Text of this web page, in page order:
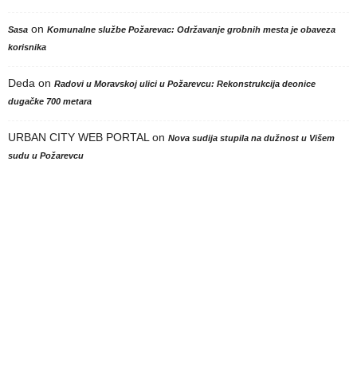
Sasa on Komunalne službe Požarevac: Održavanje grobnih mesta je obaveza
korisnika
Deda on Radovi u Moravskoj ulici u Požarevcu: Rekonstrukcija deonice
dugačke 700 metara
URBAN CITY WEB PORTALon Nova sudija stupila na dužnost u Višem
sudu u Požarevcu